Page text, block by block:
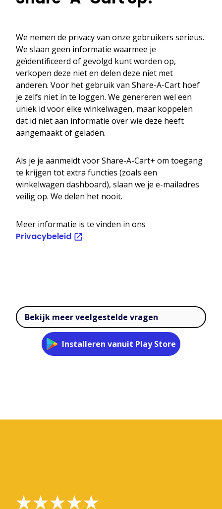
We nemen de privacy van onze gebruikers serieus.
We slaan geen informatie waarmee je
geïdentificeerd of gevolgd kunt worden op,
verkopen deze niet en delen deze niet met
anderen. Voor het gebruik van Share-A-Cart hoef
je zelfs niet in te loggen. We genereren wel een
uniek id voor elke winkelwagen, maar koppelen
dat id niet aan informatie over wie deze heeft
aangemaakt of geladen.
Als je je aanmeldt voor Share-A-Cart+ om toegang
te krijgen tot extra functies (zoals een
winkelwagen dashboard), slaan we je e-mailadres
veilig op. We delen het nooit.
Meer informatie is te vinden in ons
Privacybeleid .
Bekijk meer veelgestelde vragen
Installeren vanuit Play Store